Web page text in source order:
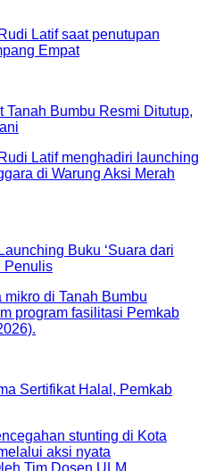
Tanah Bumbu Resmi Ditutup,
Buku ‘Suara dari
Penulis
Sertifikat Halal, Pemkab